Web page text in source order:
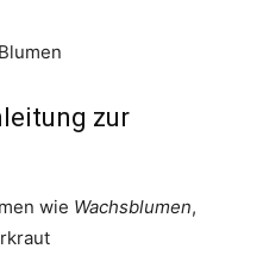
zur
wie Wachsblumen,